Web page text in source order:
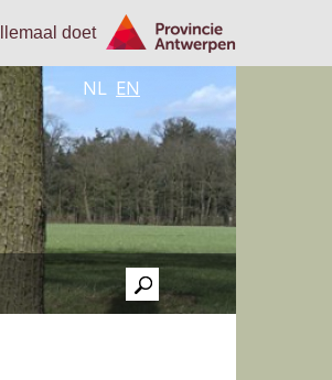
doet
NL EN
>